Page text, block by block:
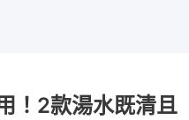
！2款湯水既清且